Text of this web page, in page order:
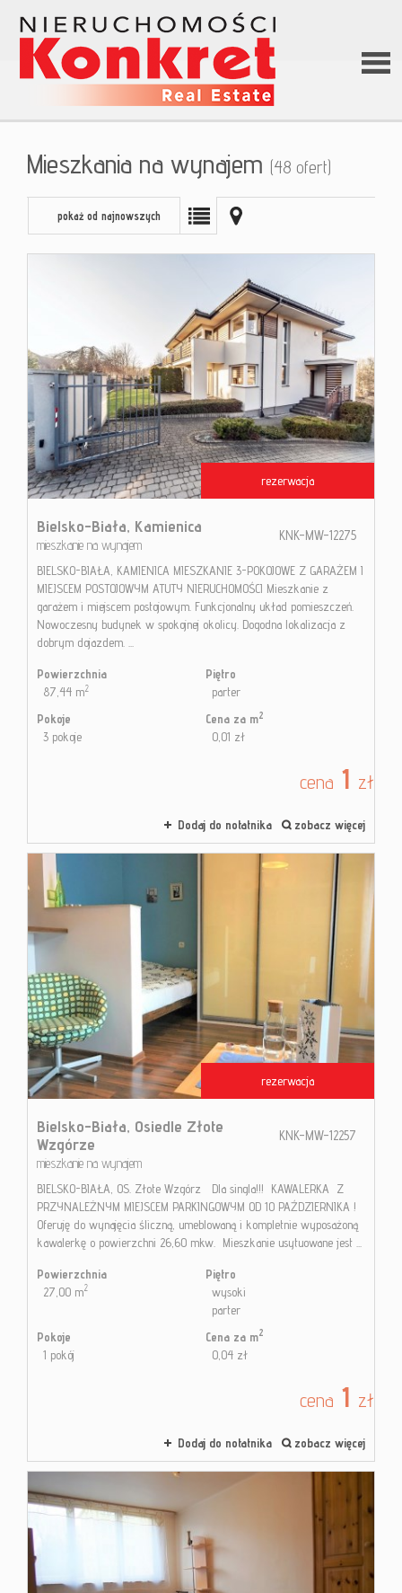
O
Blog
Mieszkania na wynajem (48 ofert)
pokaż od najnowszych
rezerwacja
Bielsko-Biała, Kamienica
mieszkanie na wynajem
KNK-MW-12275
BIELSKO-BIAŁA, KAMIENICA MIESZKANIE 3-POKOJOWE Z GARAŻEM I
MIEJSCEM POSTOJOWYM ATUTY NIERUCHOMOŚCI Mieszkanie z
garażem i miejscem postojowym. Funkcjonalny układ pomieszczeń.
Nowoczesny budynek w spokojnej okolicy. Dogodna lokalizacja z
dobrym dojazdem. ...
Powierzchnia
87,44 m2
Piętro
parter
Pokoje
3 pokoje
Cena za m2
0,01 zł
cena 1 zł
Dodaj do notatnika zobacz więcej
rezerwacja
Bielsko-Biała, Osiedle Złote
Wzgórze
mieszkanie na wynajem
KNK-MW-12257
BIELSKO-BIAŁA, OS. Złote Wzgórz Dla singla!!! KAWALERKA Z
PRZYNALEŻNYM MIEJSCEM PARKINGOWYM OD 10 PAŹDZIERNIKA !
Oferuję do wynajęcia śliczną, umeblowaną i kompletnie wyposażoną
kawalerkę o powierzchni 26,60 mkw. Mieszkanie usytuowane jest ...
Powierzchnia
27,00 m2
Piętro
wysoki
parter
Pokoje
1 pokój
Cena za m2
0,04 zł
cena 1 zł
Dodaj do notatnika zobacz więcej